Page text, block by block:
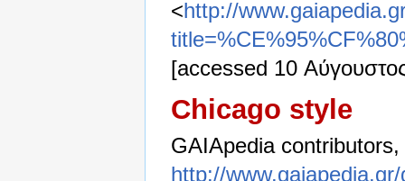
<http://
[accessed 10
Chicago style
GAIApedia
http://